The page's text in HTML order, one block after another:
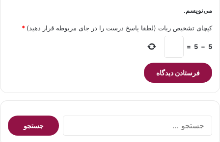
می‌نویسم.
کپچای تشخیص ربات (لطفا پاسخ درست را در جای مربوطه قرار دهید) *
5
−
5
=
جستجو
برای: